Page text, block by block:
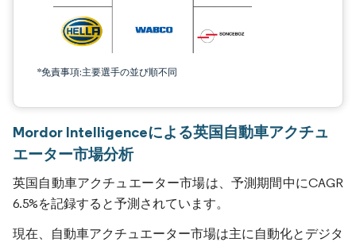
*免責事項:主要選手の並び順不同
Mordor Intelligenceによる英国自動車アクチュ
エーター市場分析
英国自動車アクチュエーター市場は、予測期間中にCAGR
6.5%を記録すると予測されています。
現在、自動車アクチュエーター市場は主に自動化とデジタ